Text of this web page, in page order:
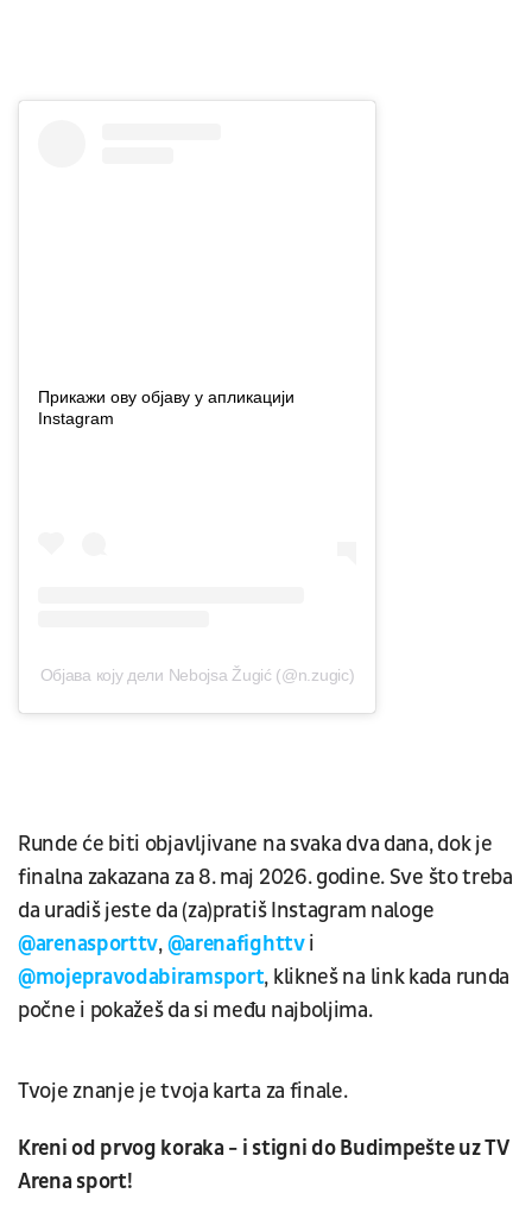
Прикажи ову објаву у апликацији
Instagram
Објава коју дели Nebojsa Žugić (@n.zugic)
Runde će biti objavljivane na svaka dva dana, dok je
finalna zakazana za 8. maj 2026. godine. Sve što treba
da uradiš jeste da (za)pratiš Instagram naloge
@arenasporttv,@arenafighttvi
@mojepravodabiramsport, klikneš na link kada runda
počne i pokažeš da si među najboljima.
Tvoje znanje je tvoja karta za finale.
Kreni od prvog koraka - i stigni do Budimpešte uz TV
Arena sport!